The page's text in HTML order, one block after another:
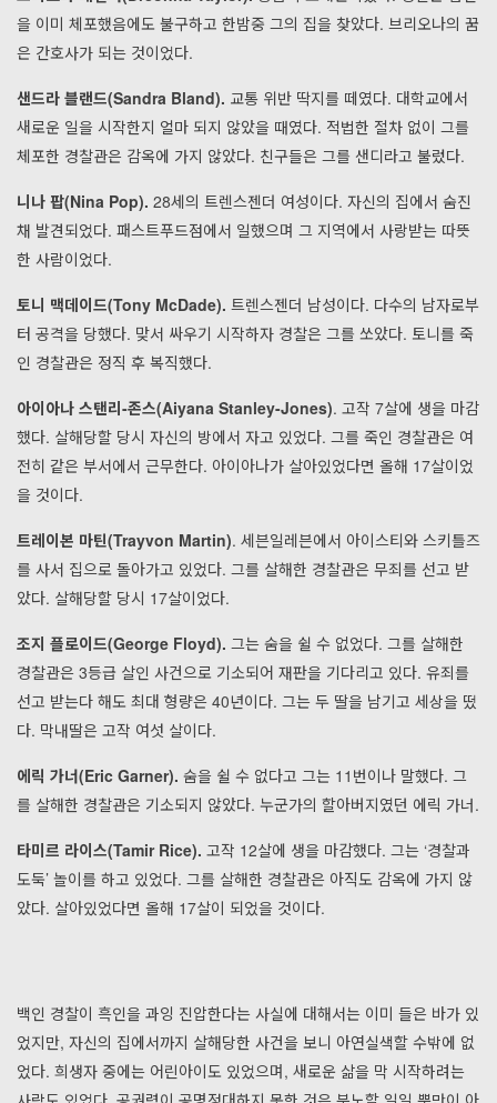
을 이미 체포했음에도 불구하고 한밤중 그의 집을 찾았다. 브리오나의 꿈
은 간호사가 되는 것이었다.
샌드라 블랜드(Sandra Bland). 교통 위반 딱지를 떼였다. 대학교에서
새로운 일을 시작한지 얼마 되지 않았을 때였다. 적법한 절차 없이 그를
체포한 경찰관은 감옥에 가지 않았다. 친구들은 그를 샌디라고 불렀다.
니나 팝(Nina Pop). 28세의 트렌스젠더 여성이다. 자신의 집에서 숨진
채 발견되었다. 패스트푸드점에서 일했으며 그 지역에서 사랑받는 따뜻
한 사람이었다.
토니 맥데이드(Tony McDade). 트렌스젠더 남성이다. 다수의 남자로부
터 공격을 당했다. 맞서 싸우기 시작하자 경찰은 그를 쏘았다. 토니를 죽
인 경찰관은 정직 후 복직했다.
아이아나 스탠리-존스(Aiyana Stanley-Jones). 고작 7살에 생을 마감
했다. 살해당할 당시 자신의 방에서 자고 있었다. 그를 죽인 경찰관은 여
전히 같은 부서에서 근무한다. 아이아나가 살아있었다면 올해 17살이었
을 것이다.
트레이본 마틴(Trayvon Martin). 세븐일레븐에서 아이스티와 스키틀즈
를 사서 집으로 돌아가고 있었다. 그를 살해한 경찰관은 무죄를 선고 받
았다. 살해당할 당시 17살이었다.
조지 플로이드(George Floyd). 그는 숨을 쉴 수 없었다. 그를 살해한
경찰관은 3등급 살인 사건으로 기소되어 재판을 기다리고 있다. 유죄를
선고 받는다 해도 최대 형량은 40년이다. 그는 두 딸을 남기고 세상을 떴
다. 막내딸은 고작 여섯 살이다.
에릭 가너(Eric Garner). 숨을 쉴 수 없다고 그는 11번이나 말했다. 그
를 살해한 경찰관은 기소되지 않았다. 누군가의 할아버지였던 에릭 가너.
타미르 라이스(Tamir Rice). 고작 12살에 생을 마감했다. 그는 ‘경찰과
도둑’ 놀이를 하고 있었다. 그를 살해한 경찰관은 아직도 감옥에 가지 않
았다. 살아있었다면 올해 17살이 되었을 것이다.
백인 경찰이 흑인을 과잉 진압한다는 사실에 대해서는 이미 들은 바가 있
었지만, 자신의 집에서까지 살해당한 사건을 보니 아연실색할 수밖에 없
었다. 희생자 중에는 어린아이도 있었으며, 새로운 삶을 막 시작하려는